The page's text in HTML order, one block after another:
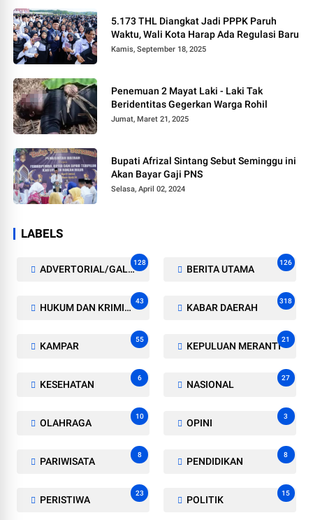
5.173 THL Diangkat Jadi PPPK Paruh
Waktu, Wali Kota Harap Ada Regulasi Baru
Kamis, September 18, 2025
Penemuan 2 Mayat Laki - Laki Tak
Beridentitas Gegerkan Warga Rohil
Jumat, Maret 21, 2025
Bupati Afrizal Sintang Sebut Seminggu ini
Akan Bayar Gaji PNS
Selasa, April 02, 2024
LABELS
ADVERTORIAL/GALERI
128
BERITA UTAMA
126
HUKUM DAN KRIMINAL
43
KABAR DAERAH
318
KAMPAR
55
KEPULUAN MERANTI
21
KESEHATAN
6
NASIONAL
27
OLAHRAGA
10
OPINI
3
PARIWISATA
8
PENDIDIKAN
8
PERISTIWA
23
POLITIK
15